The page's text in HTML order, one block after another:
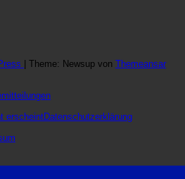
Theme: Newsup von Themeansar
erscheintDatenschutzerklärung